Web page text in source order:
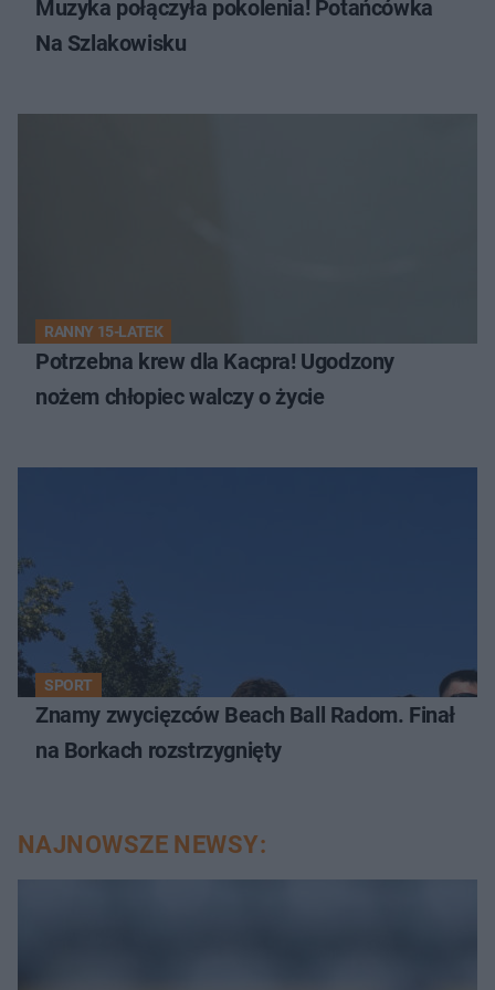
Muzyka połączyła pokolenia! Potańcówka
Na Szlakowisku
RANNY 15-LATEK
Potrzebna krew dla Kacpra! Ugodzony
nożem chłopiec walczy o życie
SPORT
Znamy zwycięzców Beach Ball Radom. Finał
na Borkach rozstrzygnięty
NAJNOWSZE NEWSY: